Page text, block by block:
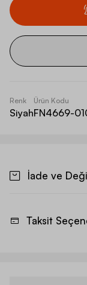
Renk
Siyah
Ürün Kodu
FN4669-
İade ve
Taksit